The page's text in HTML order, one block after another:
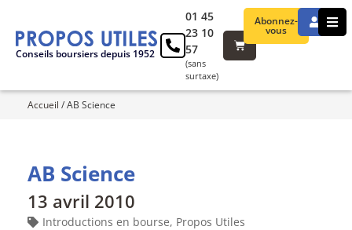
Conseils boursiers depuis 1952
Abonnez-
vous
01 45
23 10
57
(sans
surtaxe)
Accueil /AB Science
AB Science
13 avril 2010
Introductions en bourse, Propos Utiles